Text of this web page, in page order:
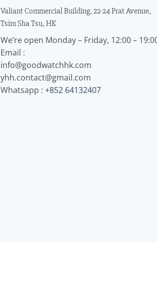
Valiant Commercial Building, 22-24 Prat Avenue,
Tsim Sha Tsu, HK
We’re open Monday – Friday, 12:00 –
Email :
info@goodwatchhk.com
yhh.contact@gmail.com
Whatsapp : +852 64132407